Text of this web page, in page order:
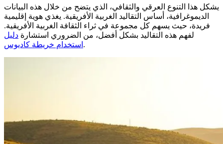
يشكل هذا التنوع العرقي والثقافي، الذي يتضح من خلال هذه البيانات
الديموغرافية، أساس التقاليد الغربية الأفريقية. يغذي هوية إقليمية
فريدة، حيث يسهم كل مجموعة في ثراء الثقافة الغربية الأفريقية.
لفهم هذه التقاليد بشكل أفضل، من الضروري استشارة دليل
استخدام خريطة كاديوس .